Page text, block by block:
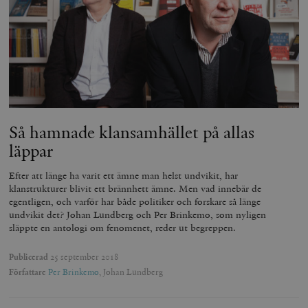
Så hamnade klansamhället på allas
läppar
Efter att länge ha varit ett ämne man helst undvikit, har
klanstrukturer blivit ett brännhett ämne. Men vad innebär de
egentligen, och varför har både politiker och forskare så länge
undvikit det? Johan Lundberg och Per Brinkemo, som nyligen
släppte en antologi om fenomenet, reder ut begreppen.
Publicerad 25 september 2018
Författare Per Brinkemo, Johan Lundberg
_hjFirstSeen
Hotjar Ltd
.timbro.se
wp_woocommerce_session_[abcdef0123456789]
{32}
timbro.se